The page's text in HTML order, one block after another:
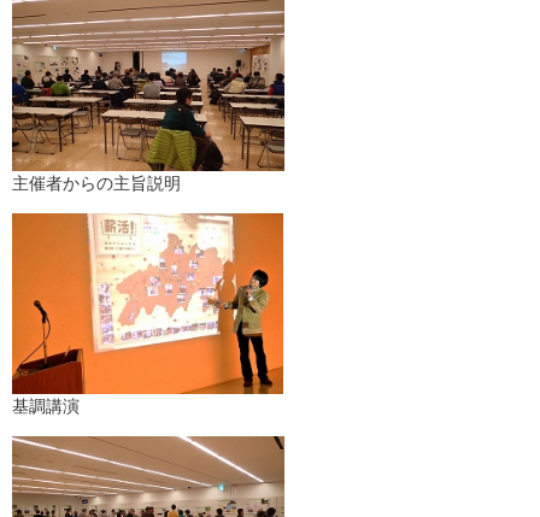
主催者からの主旨説明
基調講演